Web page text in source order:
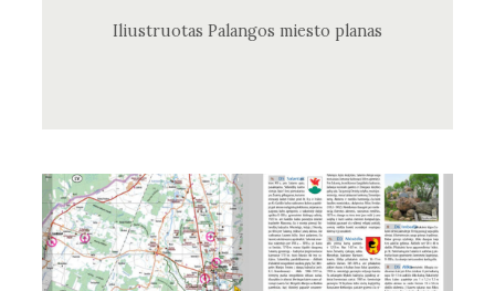
Iliustruotas Palangos miesto planas